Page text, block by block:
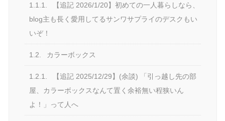
1.1.1.
【追記 2026/1/20】初めての一人暮らしなら、
blog主も長く愛用してるサンワサプライのデスクもい
いぞ！
1.2. カラーボックス
1.2.1.
【追記 2025/12/29】(余談) 「引っ越し先の部
屋、カラーボックスなんて置く余裕無い程狭いん
よ！」って人へ